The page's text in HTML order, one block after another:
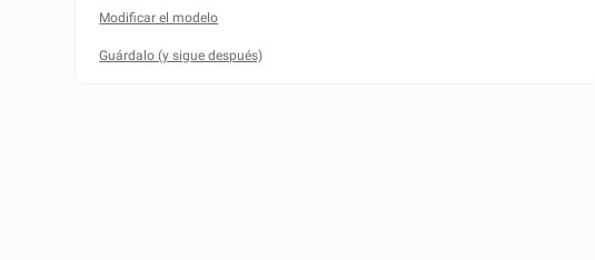
Modificar el modelo